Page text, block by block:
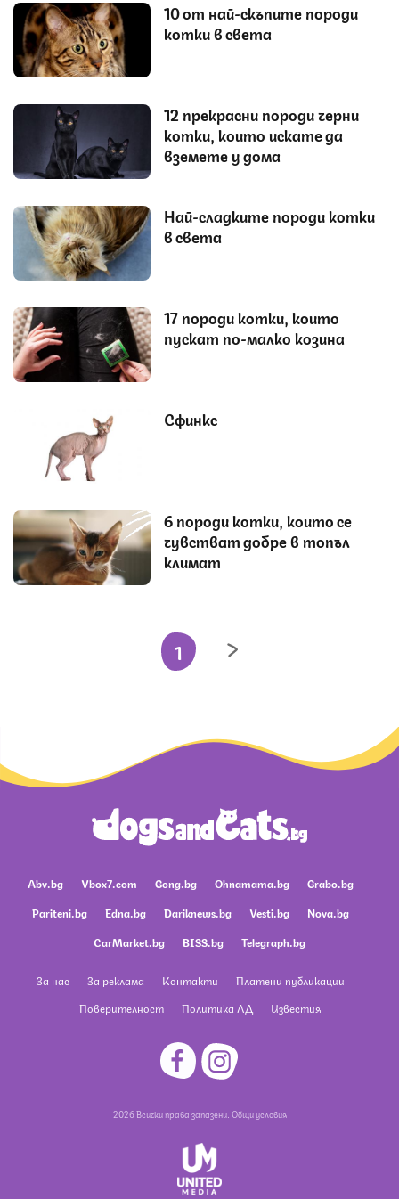
10 от най-скъпите породи
котки в света
12 прекрасни породи черни
котки, които искате да
вземете у дома
Най-сладките породи котки
в света
17 породи котки, които
пускат по-малко козина
Сфинкс
6 породи котки, които се
чувстват добре в топъл
климат
1
Abv.bg Vbox7.com Gong.bg Ohnamama.bg
Grabo.bg
Pariteni.bg
Edna.bg Dariknews.bg Vesti.bg
Nova.bg
CarMarket.bg
BISS.bg Telegraph.bg
За нас За реклама Контакти
Платени публикации
Поверителност
Политика ЛД Известия
2026 Всички права запазени. Общи условия